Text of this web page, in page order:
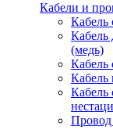
Кабели и
Кабель
Кабель
(медь)
Кабель
Кабель
Кабель
Провод